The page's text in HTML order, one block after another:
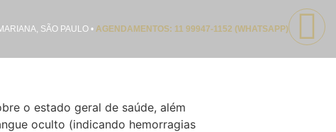
SÃO PAULO • AGENDAMENTOS: 11 99947-1152 (WHATSAPP)
o estado geral de saúde, além
oculto (indicando hemorragias